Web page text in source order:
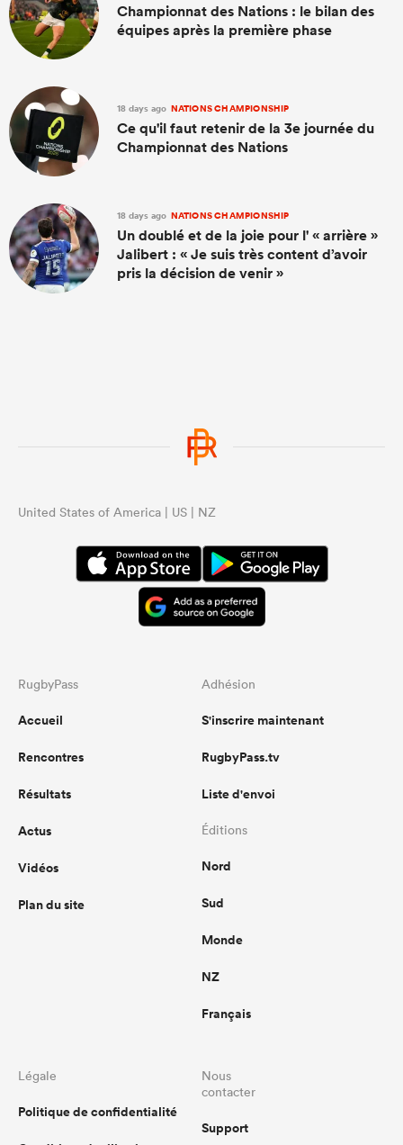
Championnat des Nations : le bilan des
équipes après la première phase
18 days ago NATIONS CHAMPIONSHIP
Ce qu'il faut retenir de la 3e journée du
Championnat des Nations
18 days ago NATIONS CHAMPIONSHIP
Un doublé et de la joie pour l' « arrière »
Jalibert : « Je suis très content d’avoir
pris la décision de venir »
United States of America | US | NZ
RugbyPass
Accueil
Rencontres
Résultats
Actus
Vidéos
Plan du site
Adhésion
S'inscrire maintenant
RugbyPass.tv
Liste d'envoi
Éditions
Nord
Sud
Monde
NZ
Français
Légale
Politique de confidentialité
Nous
contacter
Support